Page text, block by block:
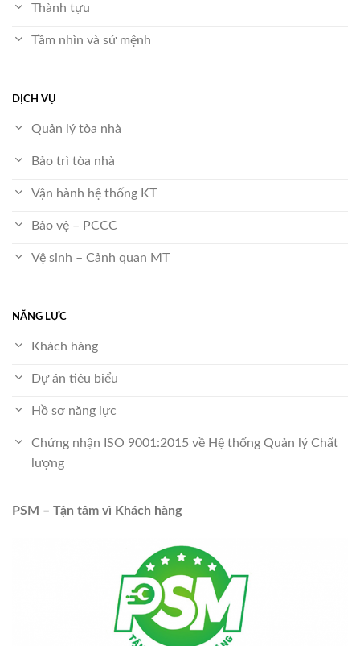
Thành tựu
Tầm nhìn và sứ mệnh
DỊCH VỤ
Quản lý tòa nhà
Bảo trì tòa nhà
Vận hành hệ thống KT
Bảo vệ – PCCC
Vệ sinh – Cảnh quan MT
NĂNG LỰC
Khách hàng
Dự án tiêu biểu
Hồ sơ năng lực
Chứng nhận ISO 9001:2015 về Hệ thống Quản lý Chất
lượng
PSM – Tận tâm vì Khách hàng